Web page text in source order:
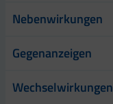
Nebenwirkungen
Gegenanzeigen
Wechselwirkungen